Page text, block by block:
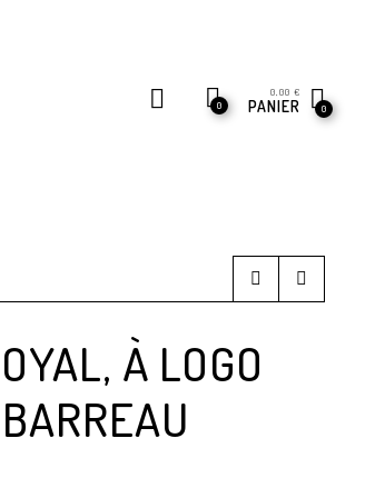
0
0,00 €
PANIER 0
À LOGO